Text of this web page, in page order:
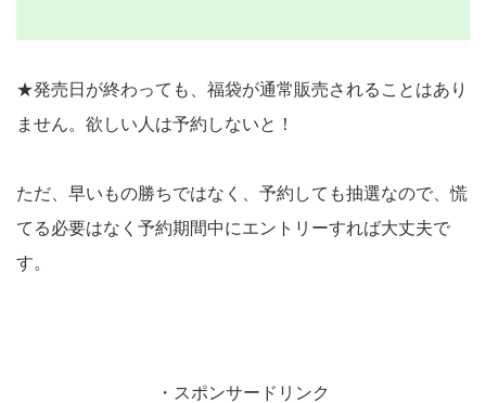
★発売日が終わっても、福袋が通常販売されることはあり
ません。欲しい人は予約しないと！
ただ、早いもの勝ちではなく、予約しても抽選なので、慌
てる必要はなく予約期間中にエントリーすれば大丈夫で
す。
・スポンサードリンク